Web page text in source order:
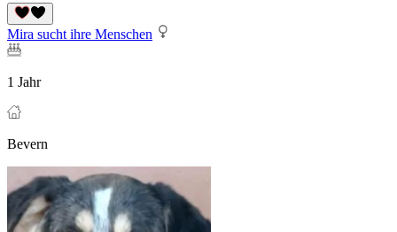
Mira sucht ihre Menschen
1 Jahr
Bevern